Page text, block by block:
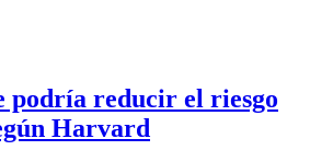
podría reducir el riesgo
Harvard